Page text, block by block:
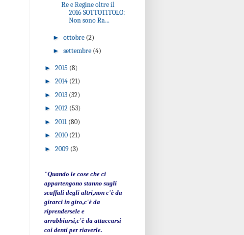
Re e Regine oltre il
2016 SOTTOTITOLO:
Non sono Ra...
► ottobre (2)
► settembre (4)
► 2015 (8)
► 2014 (21)
► 2013 (32)
► 2012 (53)
► 2011 (80)
► 2010 (21)
► 2009 (3)
"Quando le cose che ci
appartengono stanno sugli
scaffali degli altri,non c'è da
girarci in giro,c'è da
riprendersele e
arrabbiarsi,c'è da attaccarsi
coi denti per riaverle.